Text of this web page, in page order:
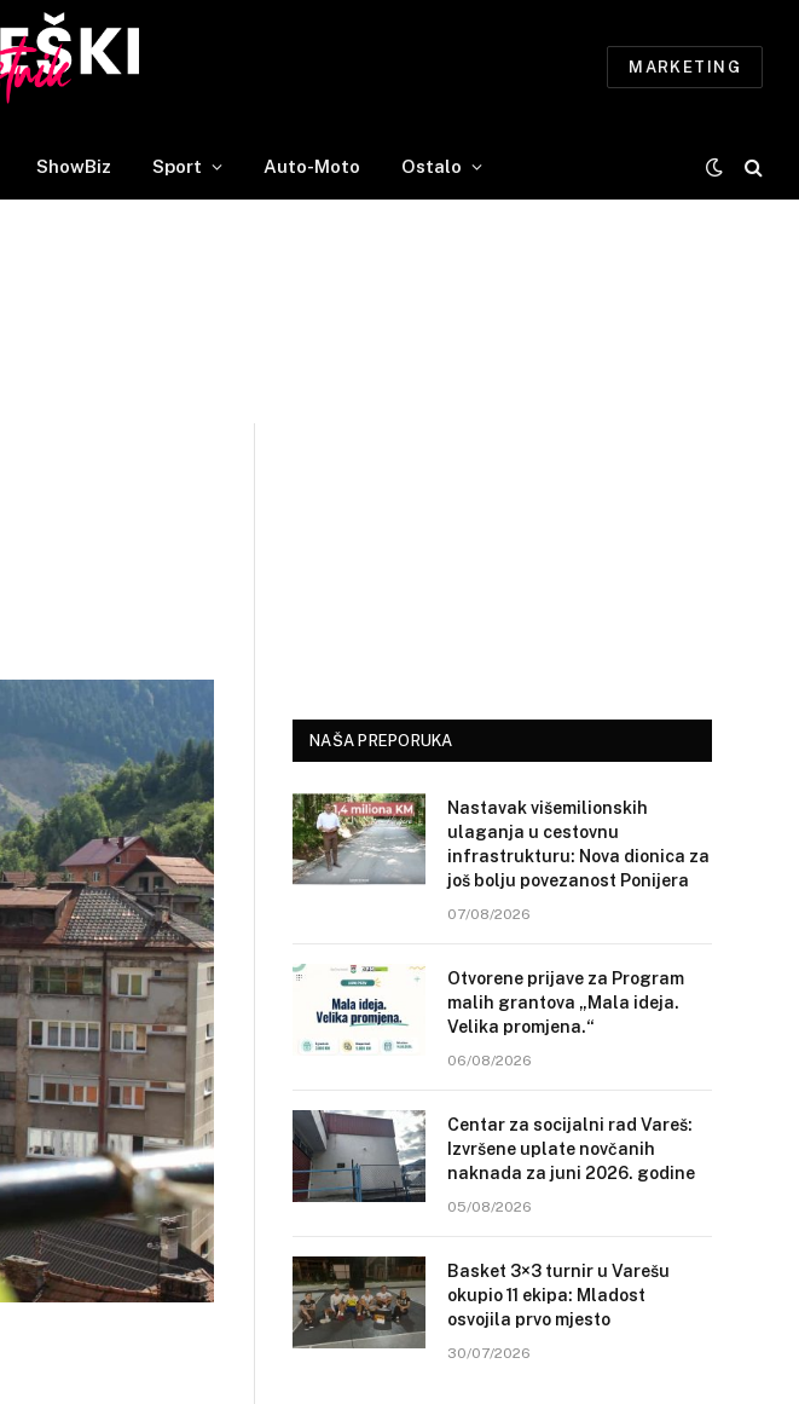
MARKETING
ShowBiz Sport Auto-Moto Ostalo
NAŠA PREPORUKA
Nastavak višemilionskih
ulaganja u cestovnu
infrastrukturu: Nova dionica za
još bolju povezanost Ponijera
07/08/2026
Otvorene prijave za Program
malih grantova „Mala ideja.
Velika promjena.“
06/08/2026
Centar za socijalni rad Vareš:
Izvršene uplate novčanih
naknada za juni 2026. godine
05/08/2026
Basket 3×3 turnir u Varešu
okupio 11 ekipa: Mladost
osvojila prvo mjesto
30/07/2026